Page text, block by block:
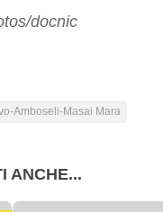
docnic
Amboseli-Masai Mara
ANCHE...